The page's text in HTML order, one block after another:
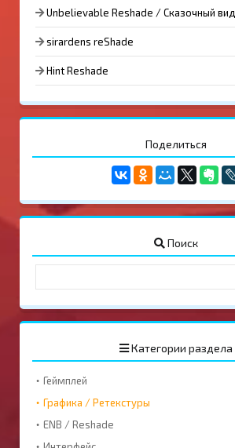
Unbelievable Reshade / Сказочный вид
sirardens reShade
Hint Reshade
Поделиться
Поиск
Категории раздела
Геймплей
Графика / Ретекстуры
ENB / Reshade